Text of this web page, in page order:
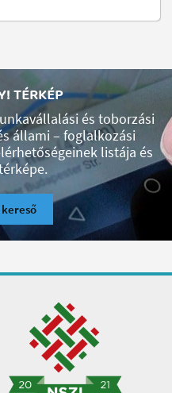
TÉRKÉP
és toborzási
állami – foglalkozási
listája és